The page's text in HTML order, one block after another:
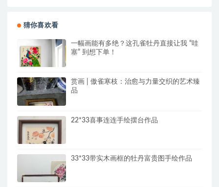
猜你喜欢看
一幅画能有多绝？这孔雀牡丹直接让我 “哇
塞” 到想下单！
赏画 | 傲雀寒枝：治愈与力量交织的艺术臻
品
22*33喜事连连手绘摆台作品
33*33带实木画框的牡丹富贵图手绘作品